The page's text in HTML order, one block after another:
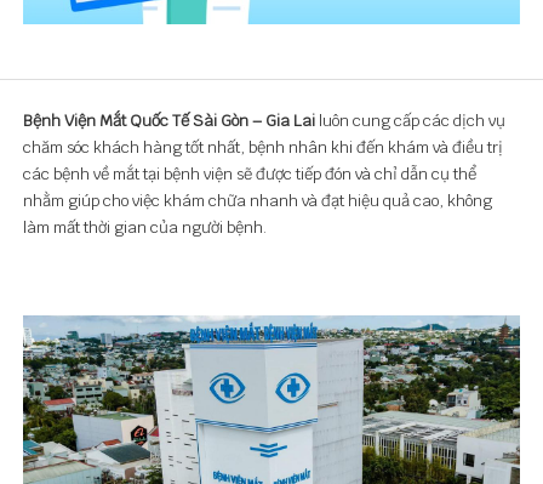
Bệnh Viện Mắt Quốc Tế Sài Gòn – Gia Lailuôn cung cấp các dịch vụ
chăm sóc khách hàng tốt nhất, bệnh nhân khi đến khám và điều trị
các bệnh về mắt tại bệnh viện sẽ được tiếp đón và chỉ dẫn cụ thể
nhằm giúp cho việc khám chữa nhanh và đạt hiệu quả cao, không
làm mất thời gian của người bệnh.